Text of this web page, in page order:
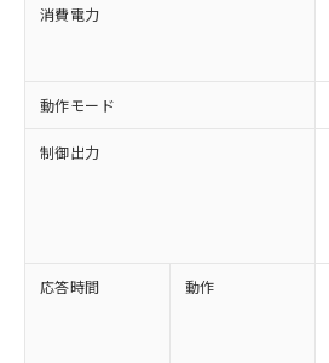
消費電力
動作モード
制御出力
応答時間 動作